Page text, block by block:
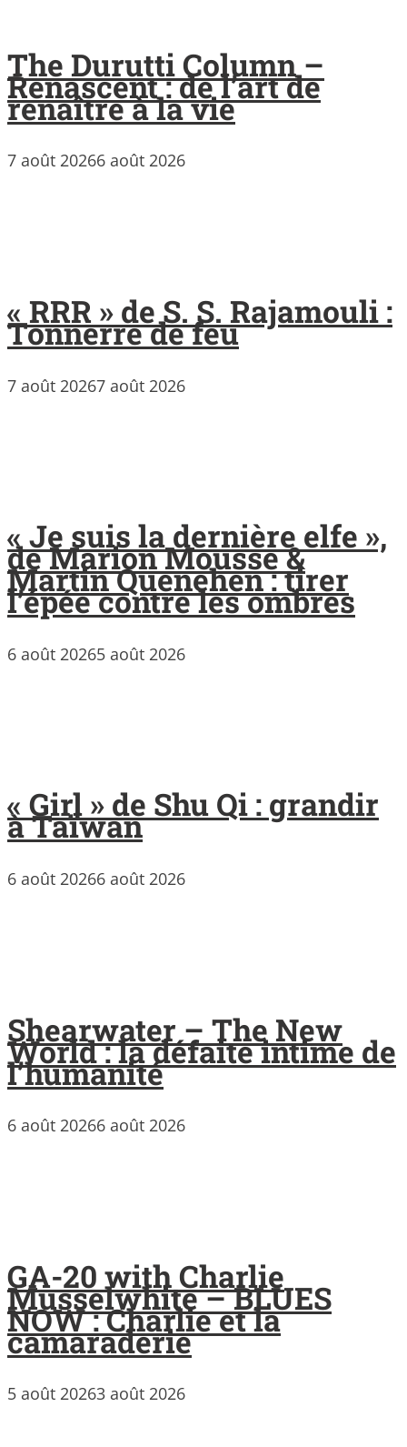
The Durutti Column –
Renascent : de l’art de
renaître à la vie
7 août 20266 août 2026
« RRR » de S. S. Rajamouli :
Tonnerre de feu
7 août 20267 août 2026
« Je suis la dernière elfe »,
de Marion Mousse &
Martin Quenehen : tirer
l’épée contre les ombres
6 août 20265 août 2026
« Girl » de Shu Qi : grandir
à Taïwan
6 août 20266 août 2026
Shearwater – The New
World : la défaite intime de
l’humanité
6 août 20266 août 2026
GA-20 with Charlie
Musselwhite – BLUES
NOW : Charlie et la
camaraderie
5 août 20263 août 2026